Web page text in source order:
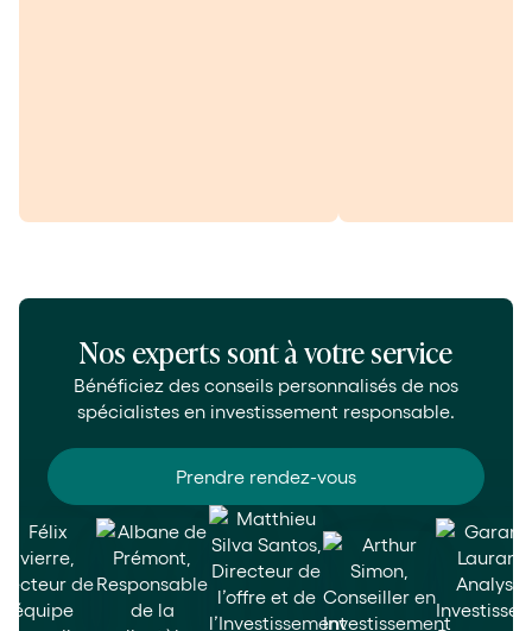
Nos experts sont à votre service
Bénéficiez des conseils personnalisés de nos
spécialistes en investissement responsable.
Prendre rendez-vous